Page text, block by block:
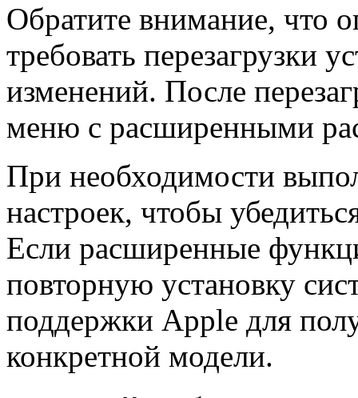
Обратите внимание, что
требовать перезагрузки
изменений. После
меню с расширенными
При необходимости
настроек, чтобы
Если расширенные
повторную установку
поддержки Apple для
конкретной модели.